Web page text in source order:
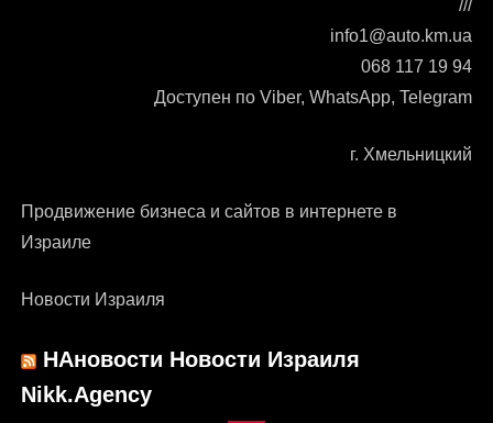
///
info1@auto.km.ua
068 117 19 94
Доступен по Viber, WhatsApp, Telegram
г. Хмельницкий
Продвижение бизнеса и сайтов в интернете в
Израиле
Новости Израиля
НАновости Новости Израиля
Nikk.Agency